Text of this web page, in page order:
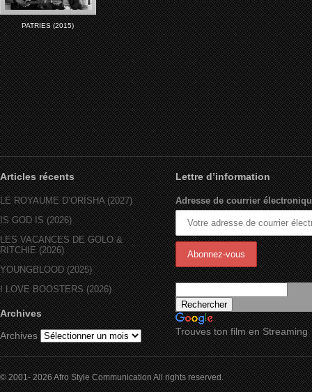
PATRIES (2015)
Articles récents
LE ROYAUME D’ORÏSHA (2027)
IS GOD IS (2026)
LES VACANCES DE GOLO &
RITCHIE (2026)
YOUNGBLOOD (2025)
I LOVE BOOSTERS (2026)
Archives
Archives
Lettre d’information
Adresse de courrier
Trouves ton film en Streaming
© 2001- 2026 Afro Style Communication All rights reserved.